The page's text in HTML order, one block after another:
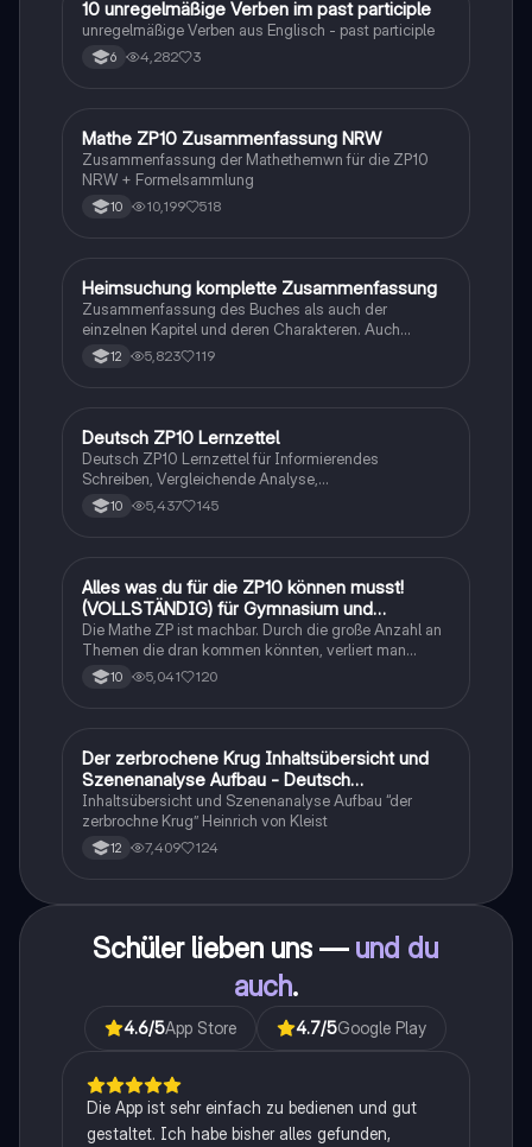
1 Englisch
10 unregelmäßige Verben im past participle
unregelmäßige Verben aus Englisch - past participle
6 4,282 3
Mathe
Mathe ZP10 Zusammenfassung NRW
Zusammenfassung der Mathethemwn für die ZP10
NRW + Formelsammlung
10 10,199 518
Deutsch
Heimsuchung komplette Zusammenfassung
Zusammenfassung des Buches als auch der
einzelnen Kapitel und deren Charakteren. Auch
tabellarisch. Im Unterricht ohne KI erstellt
12 5,823 119
Deutsch
Deutsch ZP10 Lernzettel
Deutsch ZP10 Lernzettel für Informierendes
Schreiben, Vergleichende Analyse,
Sachtexte/Roman/Gedicht..
10 5,437 145
Mathe
Alles was du für die ZP10 können musst!
(VOLLSTÄNDIG) für Gymnasium und
Realschule
Die Mathe ZP ist machbar. Durch die große Anzahl an
Themen die dran kommen könnten, verliert man
schnell den Überblick. Also habe ich von den kleinsten
Themen bis hin zu den größten alles
10 5,041 120
Deutsch
Der zerbrochene Krug Inhaltsübersicht und
Szenenanalyse Aufbau - Deutsch
Q1/Q2/Abitur
Inhaltsübersicht und Szenenanalyse Aufbau “der
zerbrochne Krug” Heinrich von Kleist
12 7,409 124
Schüler lieben uns — und du
auch.
4.6/5App Store 4.7/5Google Play
Die App ist sehr einfach zu bedienen und gut
gestaltet. Ich habe bisher alles gefunden,